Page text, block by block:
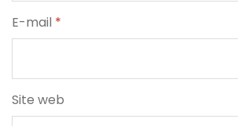
E-mail *
Site web